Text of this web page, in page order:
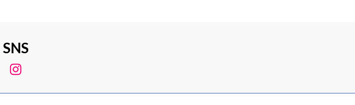
SNS
Instagram